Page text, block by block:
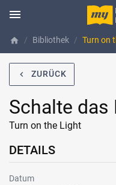
menu
home Bibliothek Turn on
navigate_before ZURÜCK
Schalte das
Turn on the Light
DETAILS
Datum